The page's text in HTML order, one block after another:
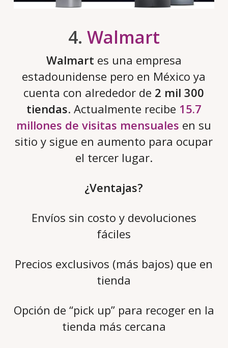
4. Walmart
Walmart es una empresa
estadounidense pero en México ya
cuenta con alrededor de 2 mil 300
tiendas. Actualmente recibe 15.7
millones de visitas mensuales en su
sitio y sigue en aumento para ocupar
el tercer lugar.
¿Ventajas?
Envíos sin costo y devoluciones
fáciles
Precios exclusivos (más bajos) que en
tienda
Opción de “pick up” para recoger en la
tienda más cercana